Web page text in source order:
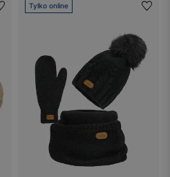
Tylko online